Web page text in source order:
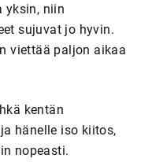
yksin, niin
sujuvat jo hyvin.
viettää paljon aikaa
kentän
hänelle iso kiitos,
nopeasti.